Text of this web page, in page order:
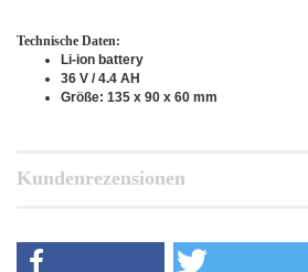
Technische Daten:
Li-ion battery
36 V / 4.4 AH
Größe: 135 x 90 x 60 mm
Kundenrezensionen